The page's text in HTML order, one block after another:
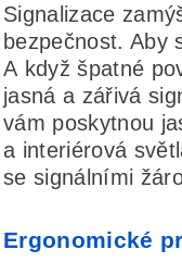
Signalizace
bezpečnost. Aby
A když špatné
jasná a zářivá
vám poskytnou
a interiérová
se signálními
Ergonomické